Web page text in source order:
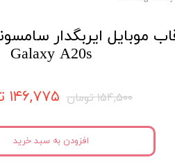
Galaxy A20s
۱۵۴,۵۰۰ تومان ۱۴۶,۷۷۵ تومان
افزودن به سبد خرید